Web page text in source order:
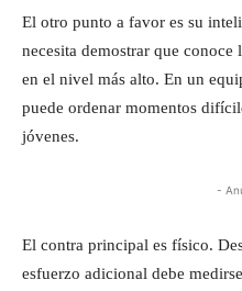
El otro punto a favor es su
necesita demostrar que
en el nivel más alto. En un
puede ordenar momentos
jóvenes.
-
El contra principal es físico.
esfuerzo adicional debe